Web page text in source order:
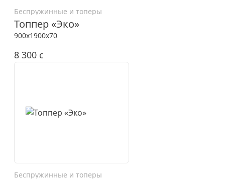
Беспружинные и топеры
Топпер «Эко»
900x1900x70
8 300 c
Беспружинные и топеры